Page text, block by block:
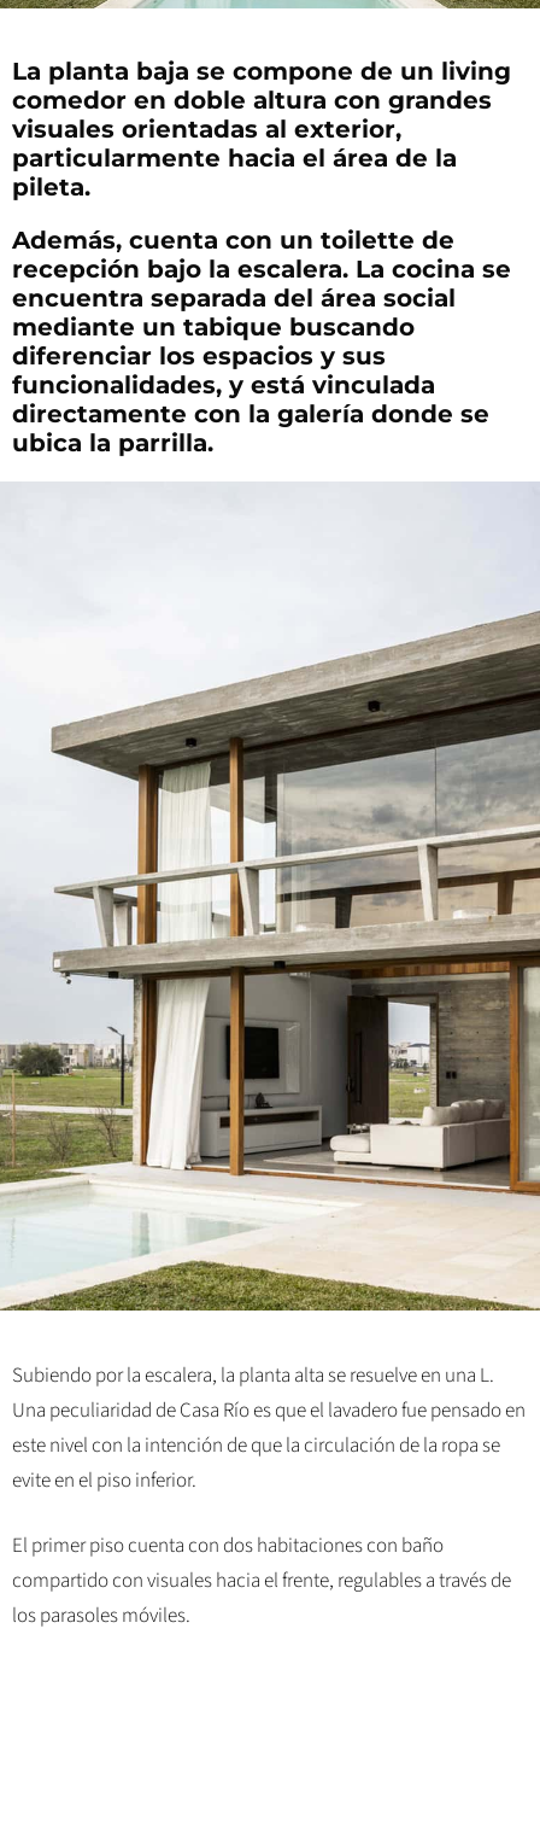
La planta baja se compone de un living
comedor en doble altura con grandes
visuales orientadas al exterior,
particularmente hacia el área de la
pileta.
Además, cuenta con un toilette de
recepción bajo la escalera. La cocina se
encuentra separada del área social
mediante un tabique buscando
diferenciar los espacios y sus
funcionalidades, y está vinculada
directamente con la galería donde se
ubica la parrilla.
Subiendo por la escalera, la planta alta se resuelve en una L.
Una peculiaridad de Casa Río es que el lavadero fue pensado en
este nivel con la intención de que la circulación de la ropa se
evite en el piso inferior.
El primer piso cuenta con dos habitaciones con baño
compartido con visuales hacia el frente, regulables a través de
los parasoles móviles.